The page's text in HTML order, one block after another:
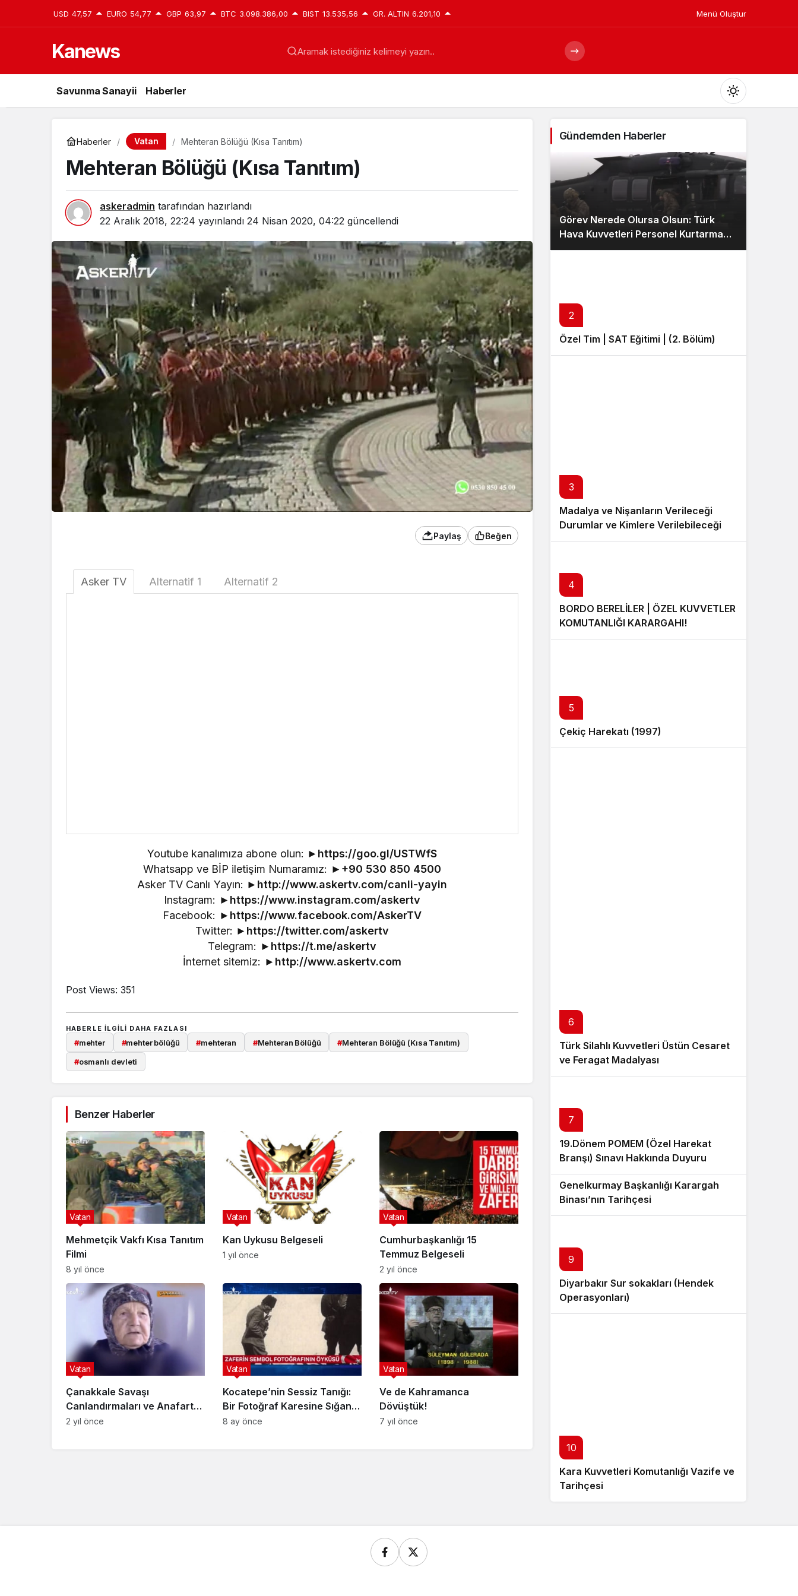
USD 47,57 EURO 54,77 GBP 63,97 BTC 3.098.386,00 BIST 13.535,56 GR. ALTIN 6.201,10 Menü Oluştur
Kanews Aramak istediğiniz kelimeyi yazın..
Savunma Sanayii Haberler
Mod
değiştir
Gündüz Modu
Gündüz modunu seçin.
Gece Modu
Haberler Vatan Mehteran Bölüğü (Kısa Tanıtım)
Mehteran Bölüğü (Kısa Tanıtım)
askeradmin tarafından hazırlandı
22 Aralık 2018, 22:24 yayınlandı 24 Nisan 2020, 04:22 güncellendi
Paylaş Beğen
Asker TV Alternatif 1 Alternatif 2
Youtube kanalımıza abone olun: ► https://goo.gl/USTWfS
Whatsapp ve BİP iletişim Numaramız: ► +90 530 850 4500
Asker TV Canlı Yayın: ► http://www.askertv.com/canli-yayin
Instagram: ► https://www.instagram.com/askertv
Facebook: ► https://www.facebook.com/AskerTV
Twitter: ► https://twitter.com/askertv
Telegram: ► https://t.me/askertv
İnternet sitemiz: ► http://www.askertv.com
Post Views: 351
HABERLE ILGILI DAHA FAZLASI
#mehter #mehter bölüğü #mehteran #Mehteran Bölüğü #Mehteran Bölüğü (Kısa Tanıtım)
#osmanlı devleti
Benzer Haberler
Mehmetçik Vakfı Kısa Tanıtım
Filmi
Vatan
8 yıl önce
Kan Uykusu Belgeseli
Vatan
1 yıl önce
Cumhurbaşkanlığı 15
Temmuz Belgeseli
Vatan
2 yıl önce
Çanakkale Savaşı
Canlandırmaları ve Anafartalı
Şehit Kızı Fatma Nine
Vatan
2 yıl önce
Kocatepe’nin Sessiz Tanığı:
Bir Fotoğraf Karesine Sığan
Destan
Vatan
8 ay önce
Ve de Kahramanca
Dövüştük!
Vatan
7 yıl önce
Gündemden Haberler
Görev Nerede Olursa Olsun: Türk
Hava Kuvvetleri Personel Kurtarma
Ekibi
2
Özel Tim | SAT Eğitimi | (2. Bölüm)
3
Madalya ve Nişanların Verileceği
Durumlar ve Kimlere Verilebileceği
4
BORDO BERELİLER | ÖZEL KUVVETLER
KOMUTANLIĞI KARARGAHI!
5
Çekiç Harekatı (1997)
6
Türk Silahlı Kuvvetleri Üstün Cesaret
ve Feragat Madalyası
7
19.Dönem POMEM (Özel Harekat
Branşı) Sınavı Hakkında Duyuru
8
Genelkurmay Başkanlığı Karargah
Binası’nın Tarihçesi
9
Diyarbakır Sur sokakları (Hendek
Operasyonları)
10
Kara Kuvvetleri Komutanlığı Vazife ve
Tarihçesi